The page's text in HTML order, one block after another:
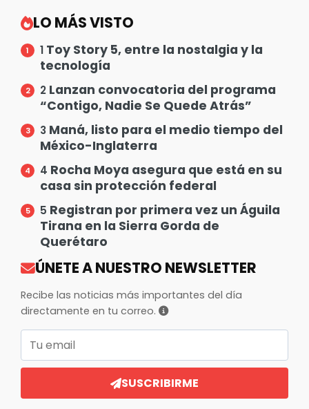
LO MÁS VISTO
1 Toy Story 5, entre la nostalgia y la
tecnología
2 Lanzan convocatoria del programa
“Contigo, Nadie Se Quede Atrás”
3 Maná, listo para el medio tiempo del
México-Inglaterra
4 Rocha Moya asegura que está en su
casa sin protección federal
5 Registran por primera vez un Águila
Tirana en la Sierra Gorda de
Querétaro
ÚNETE A NUESTRO NEWSLETTER
Recibe las noticias más importantes del día
directamente en tu correo.
SUSCRIBIRME